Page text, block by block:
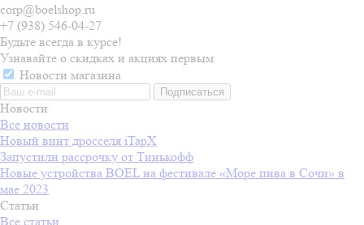
corp@boelshop.ru
+7 (938) 546-04-27
Будьте всегда в курсе!
Узнавайте о скидках и акциях первым
Новости магазина
Новости
Все новости
Новый винт дросселя iTapX
Запустили рассрочку от Тинькофф
Новые устройства BOEL на фестивале «Море пива в Сочи» в
мае 2023
Статьи
Все статьи